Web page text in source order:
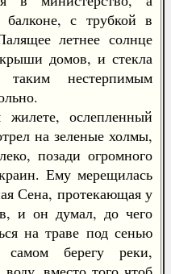
с трубкой в
летнее солнце
домов, и стекла
нестерпимым
ослепленный
на зеленые холмы,
позади огромного
Ему мерещилась
Сена, протекающая у
и он думал, до чего
на траве под сенью
самом берегу реки,